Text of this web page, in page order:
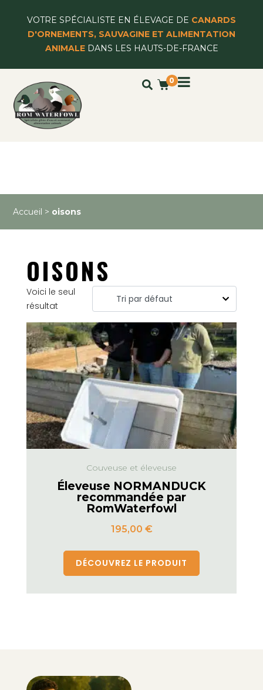
VOTRE SPÉCIALISTE EN ÉLEVAGE DE CANARDS
D'ORNEMENTS, SAUVAGINE ET ALIMENTATION
ANIMALEDANS LES HAUTS-DE-FRANCE
0
Accueil > oisons
OISONS
Voici le seul
résultat
Couveuse et éleveuse
Éleveuse NORMANDUCK
recommandée par
RomWaterfowl
195,00 €
DÉCOUVREZ LE PRODUIT